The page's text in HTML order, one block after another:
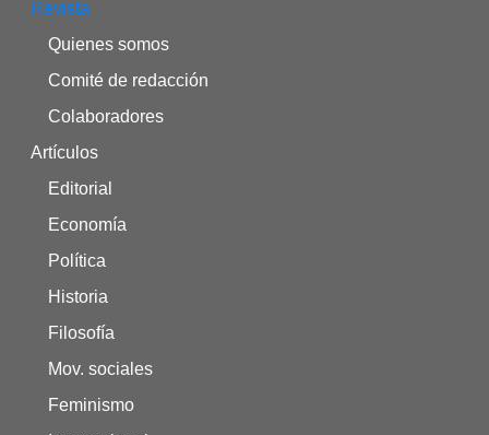
Revista
Quienes somos
Comité de redacción
Colaboradores
Artículos
Editorial
Economía
Política
Historia
Filosofía
Mov. sociales
Feminismo